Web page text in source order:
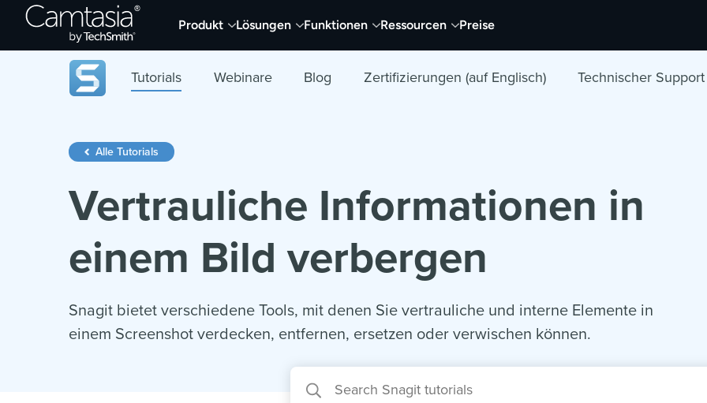
Direkt
Produkt Lösungen Funktionen Ressourcen Preise
Tutorials Webinare Blog Zertifizierungen (auf Englisch) Technischer Support
Alle Tutorials
Vertrauliche Informationen in
einem Bild verbergen
Snagit bietet verschiedene Tools, mit denen Sie vertrauliche und interne Elemente in
einem Screenshot verdecken, entfernen, ersetzen oder verwischen können.